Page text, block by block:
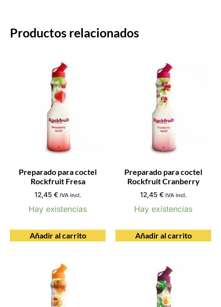
Productos relacionados
Preparado para coctel
Rockfruit Fresa
12,45 € IVA incl.
Hay existencias
Añadir al carrito
Preparado para coctel
Rockfruit Cranberry
12,45 € IVA incl.
Hay existencias
Añadir al carrito